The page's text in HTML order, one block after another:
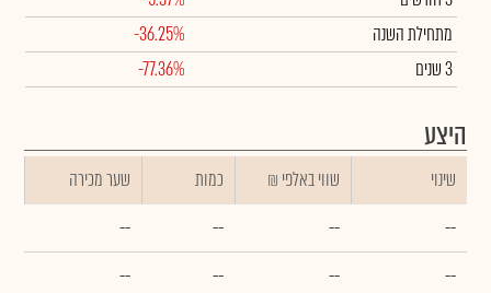
מתחילת השנה
-36.25%
3 שנים
-77.36%
היצע
שינוי ₪ שווי באלפי כמות
שער מכירה
--
--
--
--
--
--
--
--